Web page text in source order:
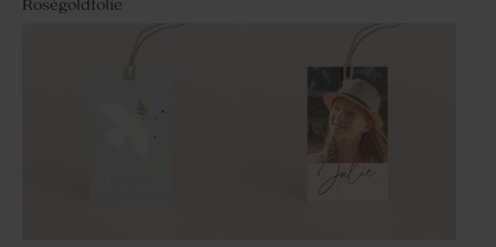
Roségoldfolie